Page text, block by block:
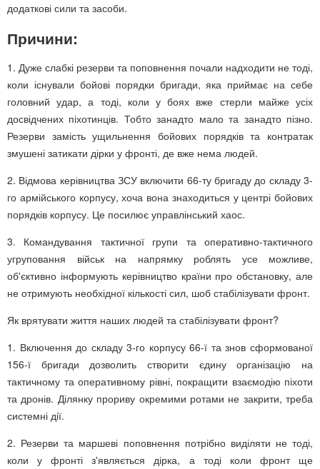
додаткові сили та засоби.
Причини:
1. Дуже слабкі резерви та поповнення почали надходити не тоді,
коли існували бойові порядки бригади, яка приймає на себе
головний удар, а тоді, коли у боях вже стерли майже усіх
досвідчених піхотинців. Тобто занадто мало та занадто пізно.
Резерви замість ущильнення бойових порядків та контратак
змушені затикати дірки у фронті, де вже нема людей.
2. Відмова керівництва ЗСУ включити 66-ту бригаду до складу 3-
го армійського корпусу, хоча вона знаходиться у центрі бойових
порядків корпусу. Це посилює управлінський хаос.
3. Командування тактичної групи та оперативно-тактичного
угруповання військ на напрямку роблять усе можливе,
об'єктивно інформують керівництво країни про обстановку, але
не отримують необхідної кількості сил, шоб стабілізувати фронт.
Як врятувати життя наших людей та стабілізувати фронт?
1. Включення до складу 3-го корпусу 66-ї та знов сформованої
156-ї бригади дозволить створити єдину організацію на
тактичному та оперативному рівні, покращити взаємодію піхоти
та дронів. Ділянку прориву окремими ротами не закрити, треба
системні дії.
2. Резерви та маршеві поповнення потрібно виділяти не тоді,
коли у фронті з'являється дірка, а тоді коли фронт ще